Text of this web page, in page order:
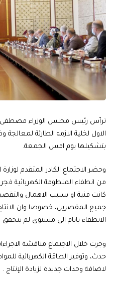
ترأس رئيس مجلس الوزراء مصطفى
الاول لخلية الازمة الطارئة
بتشكيلها يوم امس الجمعة.
وحضر الاجتماع الكادر المتقدم
من انطفاء المنظومة الكهربائية
كانت فنية او بسبب الاهمال
جميع المقصرين، خصوصا وان
الانطفاء بايام الى مستوى لم
وجرت خلال الاجتماع مناقشة
حدث، وتوفير الطاقة الكهربائية
لاضافة وحدات جديدة لزيادة الإنتاج .